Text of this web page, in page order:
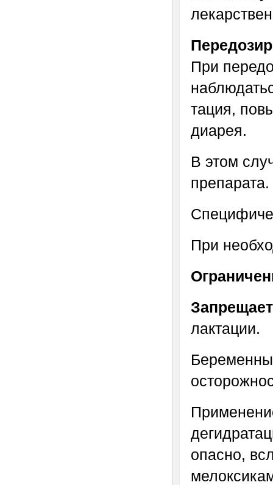
При
тация,
диарея.
В этом
препарата.
При
лактации.
опасно,